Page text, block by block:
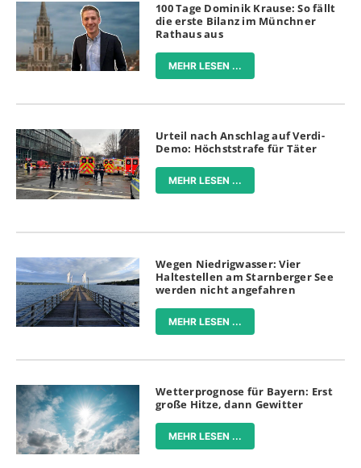
100 Tage Dominik Krause: So fällt
die erste Bilanz im Münchner
Rathaus aus
MEHR LESEN ...
Urteil nach Anschlag auf Verdi-
Demo: Höchststrafe für Täter
MEHR LESEN ...
Wegen Niedrigwasser: Vier
Haltestellen am Starnberger See
werden nicht angefahren
MEHR LESEN ...
Wetterprognose für Bayern: Erst
große Hitze, dann Gewitter
MEHR LESEN ...